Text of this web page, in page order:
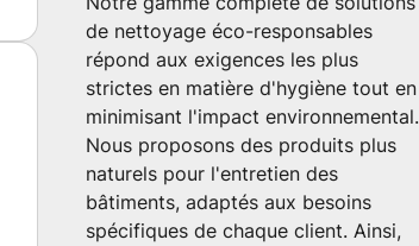
de nettoyage éco-responsables
répond aux exigences les plus
strictes en matière d'hygiène tout en
minimisant l'impact environnemental.
Nous proposons des produits plus
naturelspour l'entretien des
bâtiments, adaptés aux besoins
spécifiques de chaque client. Ainsi,